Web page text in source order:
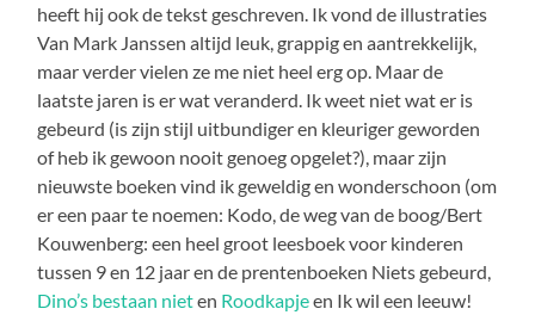
heeft hij ook de tekst geschreven. Ik vond de illustraties
Van Mark Janssen altijd leuk, grappig en aantrekkelijk,
maar verder vielen ze me niet heel erg op. Maar de
laatste jaren is er wat veranderd. Ik weet niet wat er is
gebeurd (is zijn stijl uitbundiger en kleuriger geworden
of heb ik gewoon nooit genoeg opgelet?), maar zijn
nieuwste boeken vind ik geweldig en wonderschoon (om
er een paar te noemen: Kodo, de weg van de boog/Bert
Kouwenberg: een heel groot leesboek voor kinderen
tussen 9 en 12 jaar en de prentenboeken Niets gebeurd,
Dino’s bestaan nieten Roodkapjeen Ik wil een leeuw!